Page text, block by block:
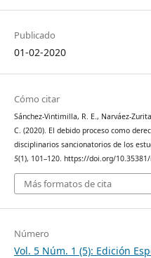
Publicado
01-02-2020
Cómo citar
Sánchez-Vintimilla, R. E., Narváez-
C. (2020). El debido proceso como
disciplinarios sancionatorios de los
5(1), 101–120. https://doi.org/
Más formatos de cita
Número
Vol. 5 Núm. 1 (5): Edición